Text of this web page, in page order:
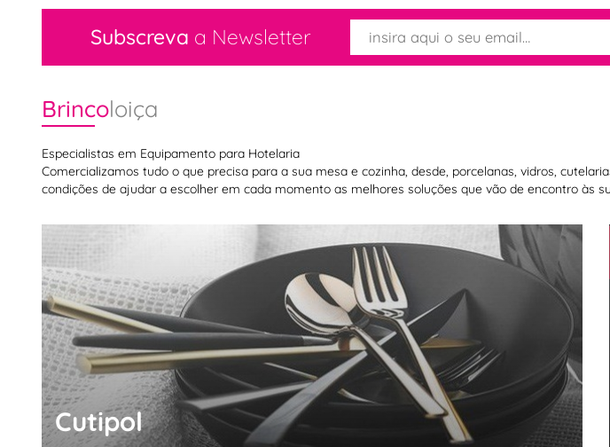
Subscreva a Newsletter
Brincoloiça
Especialistas em Equipamento para Hotelaria
Comercializamos tudo o que precisa para a sua mesa e cozinha, desde, porcelanas, vidros,
condições de ajudar a escolher em cada momento as melhores soluções que vão de encontro às
Cutipol